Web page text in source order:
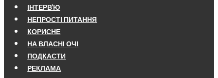
ІНТЕРВ'Ю
НЕПРОСТІ ПИТАННЯ
КОРИСНЕ
НА ВЛАСНІ ОЧІ
ПОДКАСТИ
РЕКЛАМА